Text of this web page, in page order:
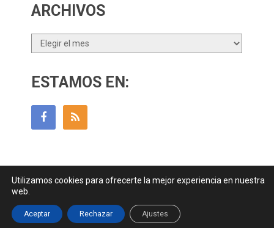
ARCHIVOS
Archivos
ESTAMOS EN:
Contactar|| Datos Legales y Privacidady
Utilizamos cookies para ofrecerte la mejor experiencia en nuestra
web.
Aceptar Rechazar Ajustes